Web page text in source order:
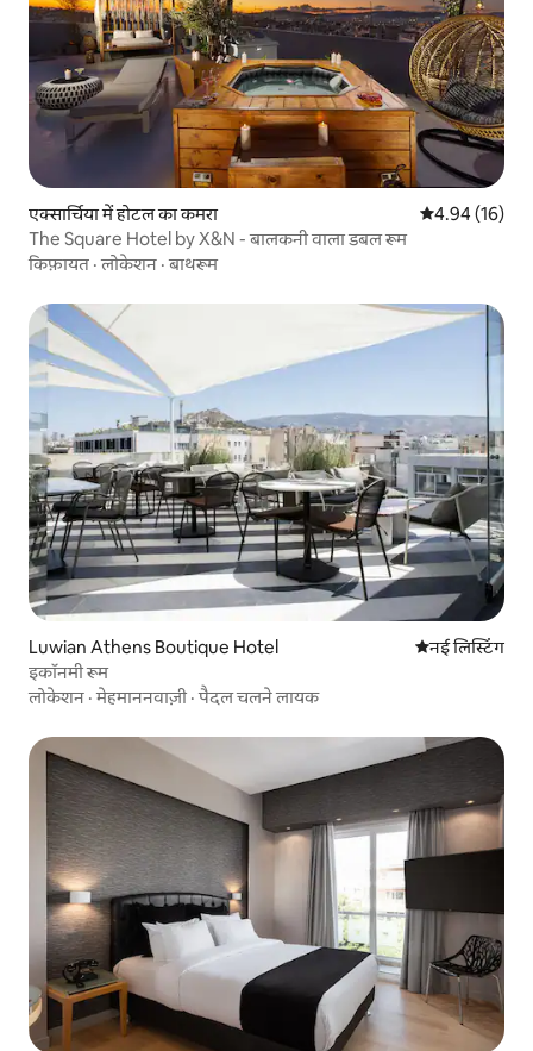
एक्सार्चिया में होटल का कमरा औसत रेटिंग 5 में
4.94 (16)
The Square Hotel by X&N - बालकनी वाला डबल रूम
किफ़ायत ·लोकेशन ·बाथरूम
Luwian Athens Boutique Hotel ठहरने की नई
नई लिस्टिंग
इकॉनमी रूम
लोकेशन ·मेहमाननवाज़ी ·पैदल चलने लायक